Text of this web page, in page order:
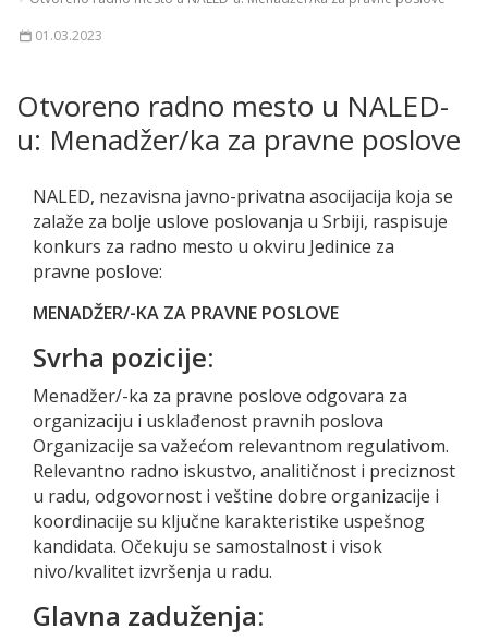
01.03.2023
Otvoreno radno mesto u NALED-
u: Menadžer/ka za pravne poslove
NALED, nezavisna javno-privatna asocijacija koja se
zalaže za bolje uslove poslovanja u Srbiji, raspisuje
konkurs za radno mesto u okviru Jedinice za
pravne poslove:
MENADŽER/-KA ZA PRAVNE POSLOVE
Svrha pozicije:
Menadžer/-ka za pravne poslove odgovara za
organizaciju i usklađenost pravnih poslova
Organizacije sa važećom relevantnom regulativom.
Relevantno radno iskustvo, analitičnost i preciznost
u radu, odgovornost i veštine dobre organizacije i
koordinacije su ključne karakteristike uspešnog
kandidata. Očekuju se samostalnost i visok
nivo/kvalitet izvršenja u radu.
Glavna zaduženja: